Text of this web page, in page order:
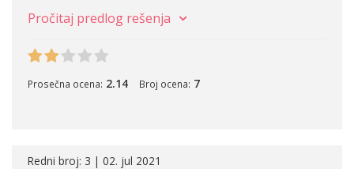
Pročitaj predlog rešenja
Prosečna ocena: 2.14 Broj ocena: 7
Redni broj: 3 | 02. jul 2021